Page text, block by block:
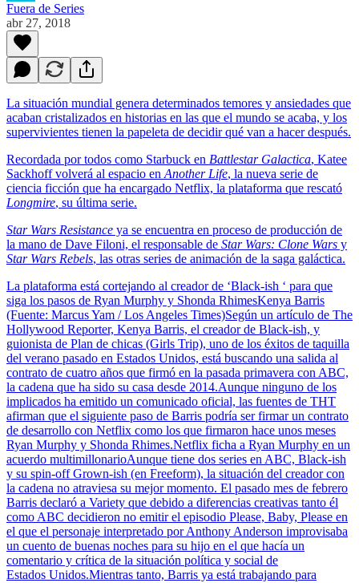
Fuera de Series
abr 27, 2018
La situación mundial genera determinados temores y ansiedades que
acaban cristalizados en historias en las que el mundo se acaba, y los
supervivientes tienen la papeleta de decidir qué van a hacer después.
Recordada por todos como Starbuck en Battlestar Galactica, Katee
Sackhoff volverá al espacio en Another Life, la nueva serie de
ciencia ficción que ha encargado Netflix, la plataforma que rescató
Longmire, su última serie.
Star Wars Resistance ya se encuentra en proceso de producción de
la mano de Dave Filoni, el responsable de Star Wars: Clone Wars y
Star Wars Rebels, las otras series de animación de la saga galáctica.
La plataforma está cortejando al creador de ‘Black-ish ‘ para que
siga los pasos de Ryan Murphy y Shonda RhimesKenya Barris
(Fuente: Marcus Yam / Los Angeles Times)Según un artículo de The
Hollywood Reporter, Kenya Barris, el creador de Black-ish, y
guionista de Plan de chicas (Girls Trip), uno de los éxitos de taquilla
del verano pasado en Estados Unidos, está buscando una salida al
contrato de cuatro años que firmó en la pasada primavera con ABC,
la cadena que ha sido su casa desde 2014.Aunque ninguno de los
implicados ha emitido un comunicado oficial, las fuentes de THT
afirman que el siguiente paso de Barris podría ser firmar un contrato
de desarrollo con Netflix como los que firmaron hace unos meses
Ryan Murphy y Shonda Rhimes.Netflix ficha a Ryan Murphy en un
acuerdo multimillonarioAunque tiene dos series en ABC, Black-ish
y su spin-off Grown-ish (en Freeform), la situación del creador con
la cadena no atraviesa su mejor momento. El pasado mes de febrero
Barris declaró a Variety que debido a diferencias creativas tanto él
como ABC decidieron no emitir el episodio Please, Baby, Please en
el que el personaje interpretado por Anthony Anderson improvisaba
un cuento de buenas noches para su hijo en el que hacía un
comentario y crítica de la situación política y social de
Estados Unidos.Mientras tanto, Barris ya está trabajando para